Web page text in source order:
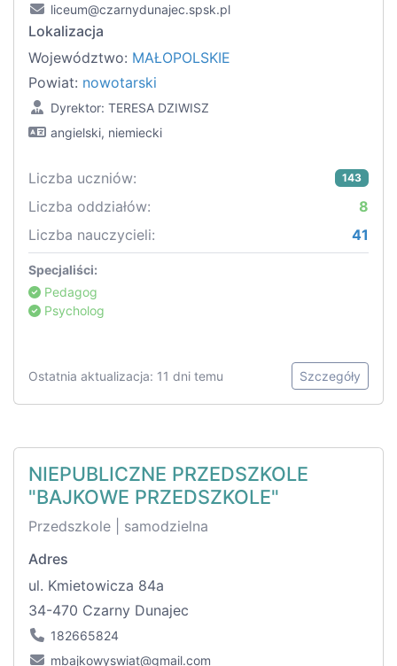
liceum@czarnydunajec.spsk.pl
Lokalizacja
Województwo: MAŁOPOLSKIE
Powiat: nowotarski
Dyrektor: TERESA DZIWISZ
angielski, niemiecki
Liczba uczniów: 143
Liczba oddziałów:
8
Liczba nauczycieli:
41
Specjaliści:
Pedagog
Psycholog
Ostatnia aktualizacja: 11 dni temu Szczegóły
NIEPUBLICZNE PRZEDSZKOLE
"BAJKOWE PRZEDSZKOLE"
Przedszkole | samodzielna
Adres
ul. Kmietowicza 84a
34-470 Czarny Dunajec
182665824
mbajkowyswiat@gmail.com